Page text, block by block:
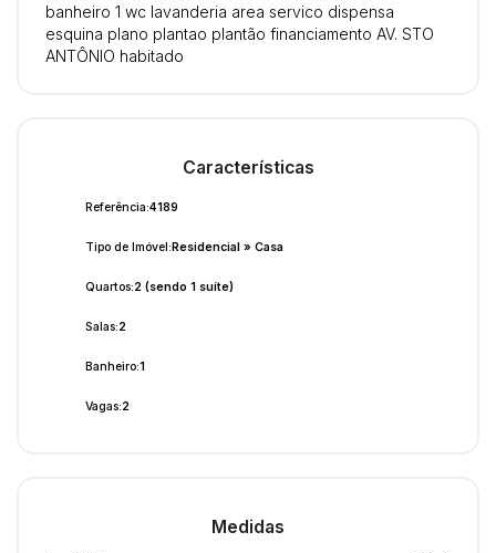
banheiro 1 wc lavanderia area servico dispensa
esquina plano plantao plantão financiamento AV. STO
ANTÔNIO habitado
Características
Referência:4189
Tipo de Imóvel:Residencial » Casa
Quartos:2 (sendo 1 suíte)
Salas:2
Banheiro:1
Vagas:2
Medidas